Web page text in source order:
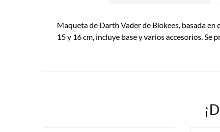
Maqueta de Darth Vader de Blokees, basada
15 y 16 cm, incluye base y varios accesorios. Se